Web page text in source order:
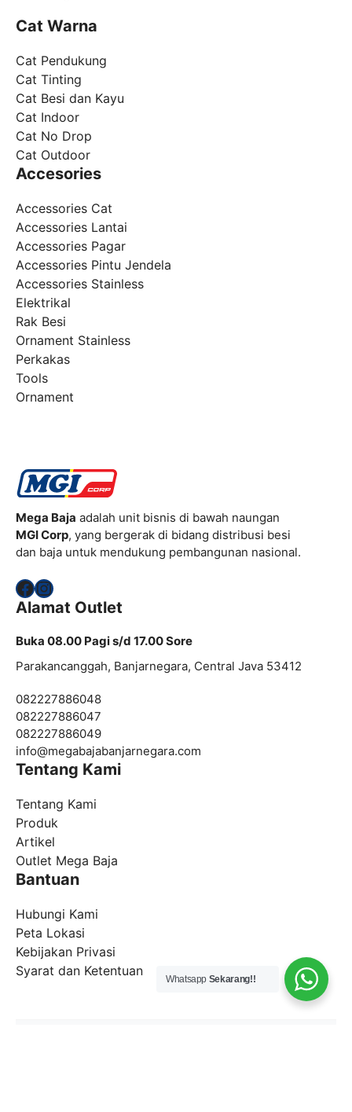
Cat Warna
Cat Pendukung
Cat Tinting
Cat Besi dan Kayu
Cat Indoor
Cat No Drop
Cat Outdoor
Accesories
Accessories Cat
Accessories Lantai
Accessories Pagar
Accessories Pintu Jendela
Accessories Stainless
Elektrikal
Rak Besi
Ornament Stainless
Perkakas
Tools
Ornament
Mega Baja adalah unit bisnis di bawah naungan
MGI Corp, yang bergerak di bidang distribusi besi
dan baja untuk mendukung pembangunan nasional.
Facebook
Instagram
Alamat Outlet
Buka 08.00 Pagi s/d 17.00 Sore
Parakancanggah, Banjarnegara, Central Java 53412
082227886048
082227886047
082227886049
info@megabajabanjarnegara.com
Tentang Kami
Tentang Kami
Produk
Artikel
Outlet Mega Baja
Bantuan
Hubungi Kami
Peta Lokasi
Kebijakan Privasi
Syarat dan Ketentuan
Whatsapp Sekarang!!